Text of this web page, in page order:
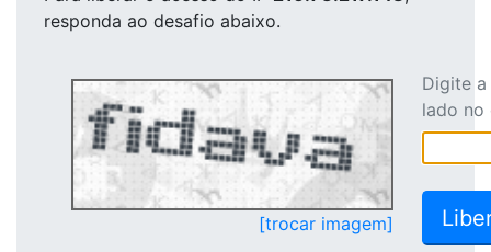
responda ao desafio abaixo.
[trocar imagem]
Digite
lado no